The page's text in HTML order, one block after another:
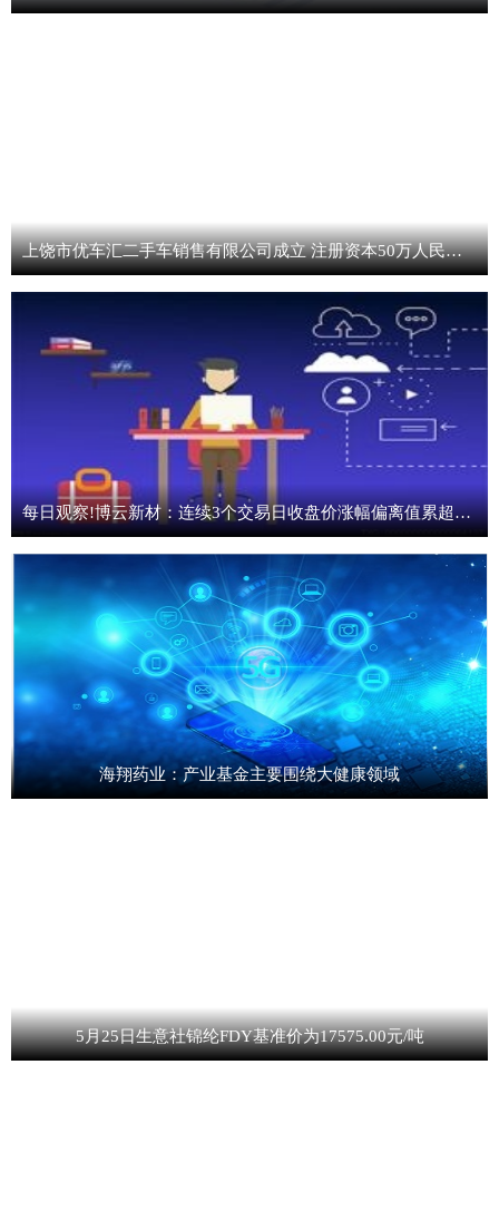
上饶市优车汇二手车销售有限公司成立 注册资本50万人民币 速递
每日观察!博云新材：连续3个交易日收盘价涨幅偏离值累超20%
海翔药业：产业基金主要围绕大健康领域
5月25日生意社锦纶FDY基准价为17575.00元/吨